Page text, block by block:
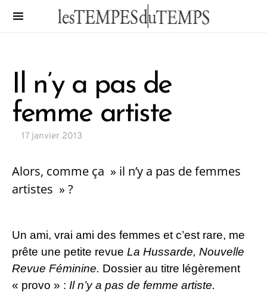
Il n’y a pas de
femme artiste
17 janvier 2013
Alors, comme ça » il n’y a pas de femmes
artistes » ?
Un ami, vrai ami des femmes et c’est rare, me
prête une petite revue La Hussarde, Nouvelle
Revue Féminine. Dossier au titre légèrement
« provo » : Il n’y a pas de femme artiste.